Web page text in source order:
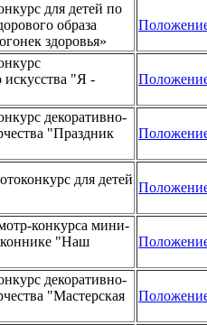
для детей по
образа
здоровья»
искусства "Я -
декоративно-
"Праздник
для детей
конкурса мини-
"Наш
декоративно-
"Мастерская